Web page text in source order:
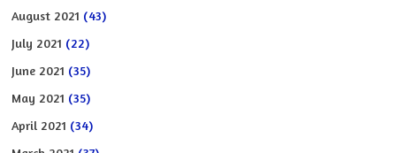
August 2021 (43)
July 2021 (22)
June 2021 (35)
May 2021 (35)
April 2021 (34)